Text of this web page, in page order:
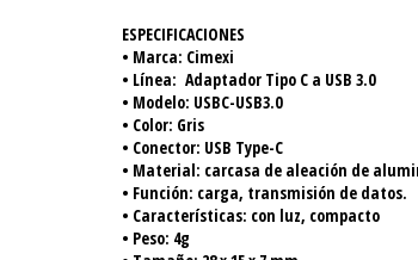
ESPECIFICACIONES
• Marca: Cimexi
• Línea: Adaptador Tipo C a USB 3.0
• Modelo: USBC-USB3.0
• Color: Gris
• Conector: USB Type-C
• Material: carcasa de aleación de
• Función: carga, transmisión de datos.
• Características: con luz, compacto
• Peso: 4g